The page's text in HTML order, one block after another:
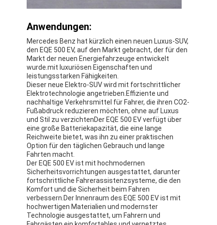
Anwendungen:
Mercedes Benz hat kürzlich einen neuen Luxus-SUV,
den EQE 500 EV, auf den Markt gebracht, der für den
Markt der neuen Energiefahrzeuge entwickelt
wurde.mit luxuriösen Eigenschaften und
leistungsstarken Fähigkeiten.
Dieser neue Elektro-SUV wird mit fortschrittlicher
Elektrotechnologie angetrieben.Effiziente und
nachhaltige Verkehrsmittel für Fahrer, die ihren CO2-
Fußabdruck reduzieren möchten, ohne auf Luxus
und Stil zu verzichtenDer EQE 500 EV verfügt über
eine große Batteriekapazität, die eine lange
Reichweite bietet, was ihn zu einer praktischen
Option für den täglichen Gebrauch und lange
Fahrten macht.
Der EQE 500 EV ist mit hochmodernen
Sicherheitsvorrichtungen ausgestattet, darunter
fortschrittliche Fahrerassistenzsysteme, die den
Komfort und die Sicherheit beim Fahren
verbessern.Der Innenraum des EQE 500 EV ist mit
hochwertigen Materialien und modernster
Technologie ausgestattet, um Fahrern und